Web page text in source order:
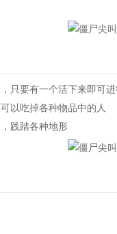
只要有一个活下来即可进
吃掉各种物品中的人
践踏各种地形